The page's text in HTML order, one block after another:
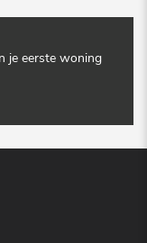
je eerste woning